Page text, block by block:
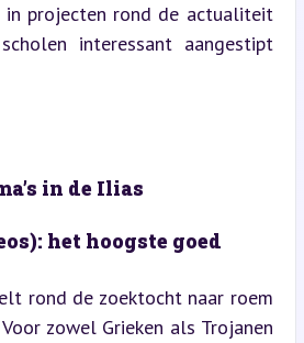
projecten rond de actualiteit
interessant aangestipt
in de Ilias
het hoogste goed
rond de zoektocht naar roem
zowel Grieken als Trojanen